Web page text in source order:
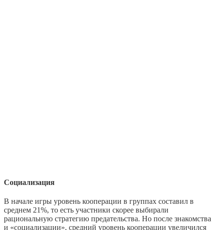
Социализация
В начале игры уровень кооперации в группах составил в
среднем 21%, то есть участники скорее выбирали
рациональную стратегию предательства. Но после знакомства
и «социализации», средний уровень кооперации увеличился